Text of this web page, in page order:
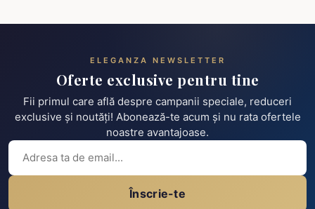
ELEGANZA NEWSLETTER
Oferte exclusive pentru tine
Fii primul care află despre campanii speciale, reduceri
exclusive și noutăți! Abonează-te acum și nu rata ofertele
noastre avantajoase.
Înscrie-te